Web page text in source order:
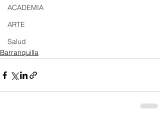
ACADEMIA
ARTE
Salud
Barranquilla